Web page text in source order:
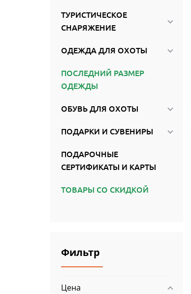
ТУРИСТИЧЕСКОЕ
СНАРЯЖЕНИЕ
ОДЕЖДА ДЛЯ ОХОТЫ
ПОСЛЕДНИЙ РАЗМЕР
ОДЕЖДЫ
ОБУВЬ ДЛЯ ОХОТЫ
ПОДАРКИ И СУВЕНИРЫ
ПОДАРОЧНЫЕ
СЕРТИФИКАТЫ И КАРТЫ
ТОВАРЫ СО СКИДКОЙ
Фильтр
Цена